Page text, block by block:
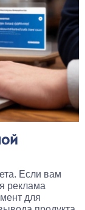
Если вам
реклама
для